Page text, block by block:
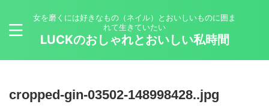
女を磨くには好きなもの（ネイル）とおいしいものに囲ま
れて生きていたい
LUCKのおしゃれとおいしい私時間
cropped-gin-03502-148998428..jpg